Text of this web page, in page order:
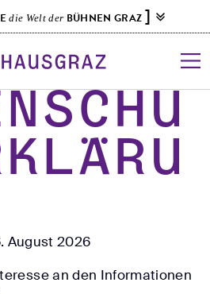
k
p
t
c
o
n
t
die Welt der BÜHNEN GRAZ ]
August 2026
an den Informationen